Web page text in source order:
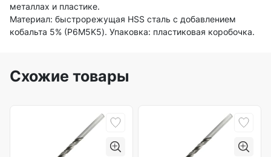
металлах и пластике.
Материал: быстрорежущая HSS сталь c добавлением
кобальта 5% (P6M5K5). Упаковка: пластиковая коробочка.
Схожие товары